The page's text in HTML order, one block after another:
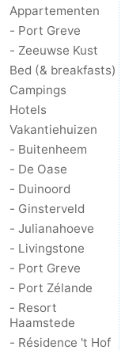
Schouwen-
Duiveland
Brouwershaven
-
Bruinisse
-
Zierikzee
-
Natuur
Oosterschelde
Burgh
Haamstede
Natuur
Kop
van
Walcheren
-
Veere
-
Appartementen
- Port Greve
- Zeeuwse Kust
Bed (& breakfasts)
Campings
Hotels
Vakantiehuizen
- Buitenheem
- De Oase
- Duinoord
- Ginsterveld
- Julianahoeve
- Livingstone
- Port Greve
- Port Zélande
- Resort
Haamstede
- Résidence 't Hof